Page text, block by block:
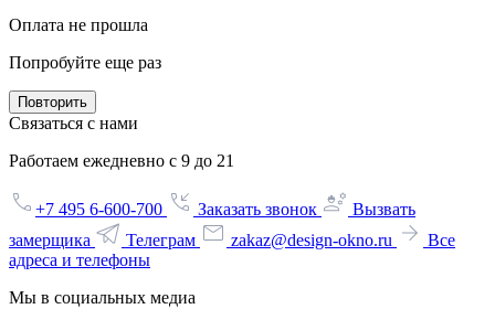
Оплата не прошла
Попробуйте еще раз
Повторить
Связаться с нами
Работаем ежедневно с 9 до 21
+7 495 6-600-700 Заказать звонок
Вызвать
замерщика
Телеграм zakaz@design-okno.ru
Все
адреса и телефоны
Мы в социальных медиа